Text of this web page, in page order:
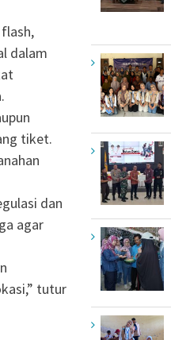
dalam
tiket.
dan
agar
tutur